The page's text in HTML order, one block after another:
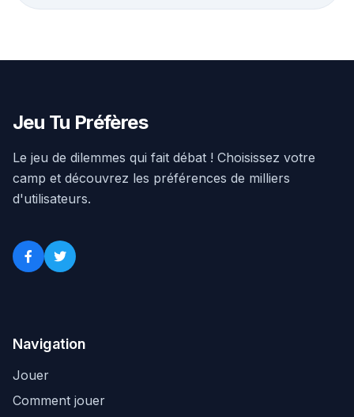
Jeu Tu Préfères
Le jeu de dilemmes qui fait débat ! Choisissez votre
camp et découvrez les préférences de milliers
d'utilisateurs.
Navigation
Jouer
Comment jouer